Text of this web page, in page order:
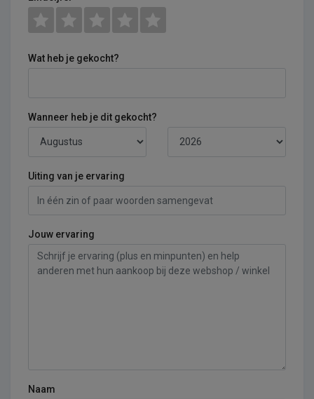
Wat heb je gekocht?
Wanneer heb je dit gekocht?
Uiting van je ervaring
Jouw ervaring
Naam